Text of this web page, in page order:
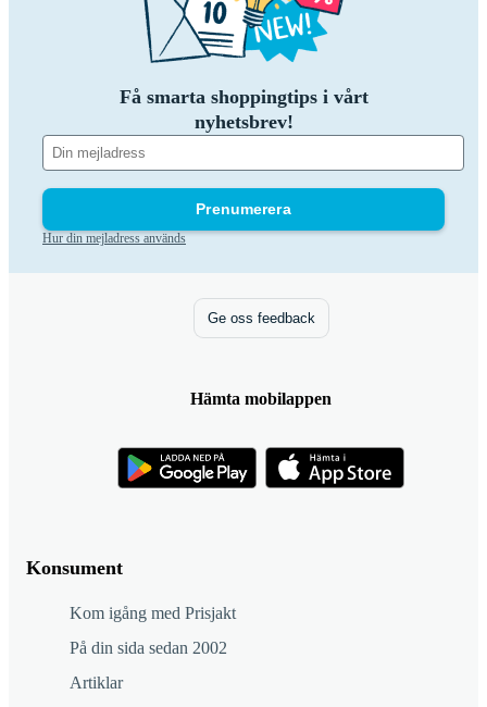
Få smarta shoppingtips i vårt
nyhetsbrev!
Prenumerera
Hur din mejladress används
Konsument
Kom igång med Prisjakt
På din sida sedan 2002
Artiklar
Ge oss feedback
Hämta mobilappen